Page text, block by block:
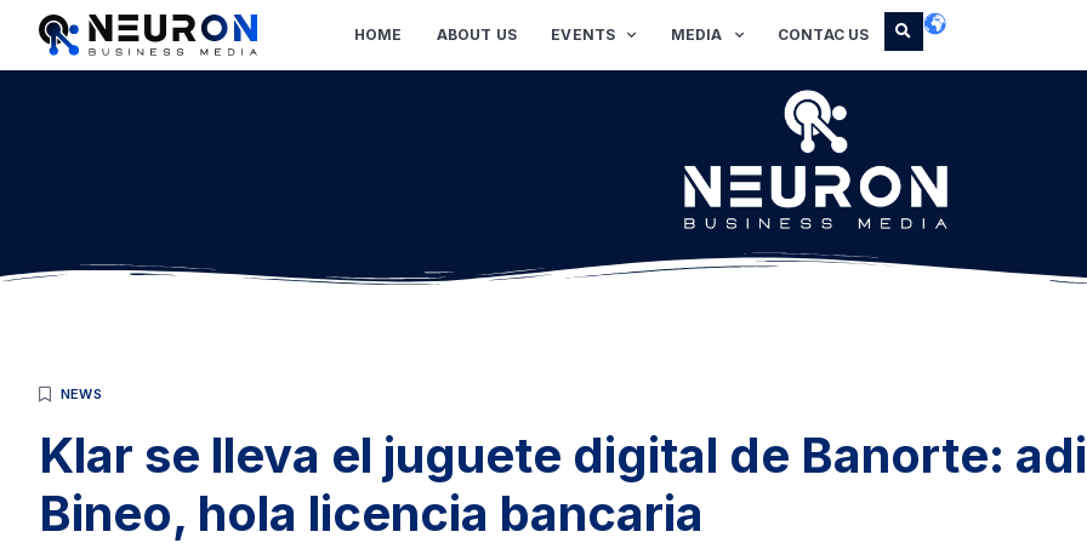
HOME ABOUT US EVENTS MEDIA CONTAC US
NEWS
Klar se lleva el juguete digital de Banorte:
Bineo, hola licencia bancaria